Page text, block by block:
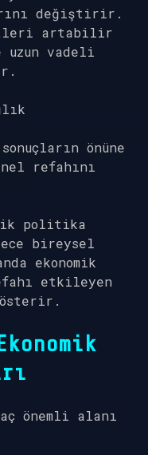
değiştirir.
artabilir
uzun vadeli
önüne
refahını
politika
bireysel
ekonomik
etkileyen
önemli alanı